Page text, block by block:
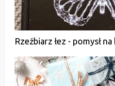
Rzeźbiarz łez - pomysł